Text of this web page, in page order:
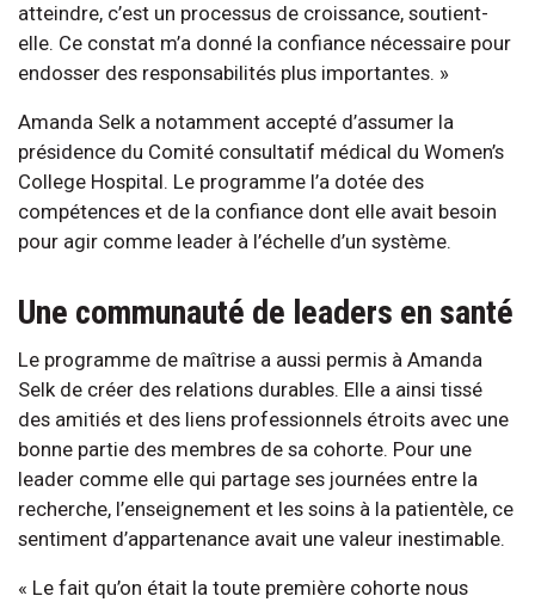
atteindre, c’est un processus de croissance, soutient-
elle. Ce constat m’a donné la confiance nécessaire pour
endosser des responsabilités plus importantes. »
Amanda Selk a notamment accepté d’assumer la
présidence du Comité consultatif médical du Women’s
College Hospital. Le programme l’a dotée des
compétences et de la confiance dont elle avait besoin
pour agir comme leader à l’échelle d’un système.
Une communauté de leaders en santé
Le programme de maîtrise a aussi permis à Amanda
Selk de créer des relations durables. Elle a ainsi tissé
des amitiés et des liens professionnels étroits avec une
bonne partie des membres de sa cohorte. Pour une
leader comme elle qui partage ses journées entre la
recherche, l’enseignement et les soins à la patientèle, ce
sentiment d’appartenance avait une valeur inestimable.
« Le fait qu’on était la toute première cohorte nous